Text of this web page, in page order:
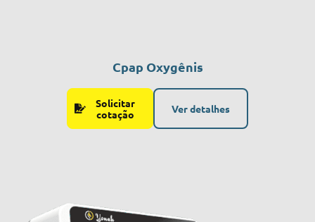
Cpap Oxygênis
Solicitar
cotação
Ver detalhes